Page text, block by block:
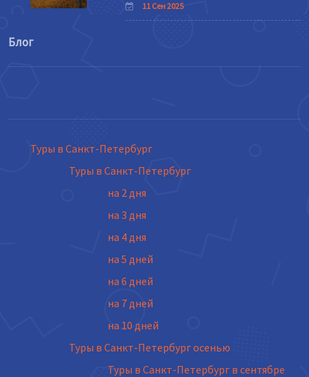
11 Сен 2025
Блог
Туры в Санкт-Петербург
Туры в Санкт-Петербург
на 2 дня
на 3 дня
на 4 дня
на 5 дней
на 6 дней
на 7 дней
на 10 дней
Туры в Санкт-Петербург осенью
Туры в Санкт-Петербург в сентябре